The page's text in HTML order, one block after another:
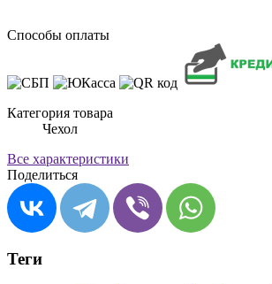
Способы оплаты
Категория товара
Чехол
Все характеристики
Поделиться
Теги